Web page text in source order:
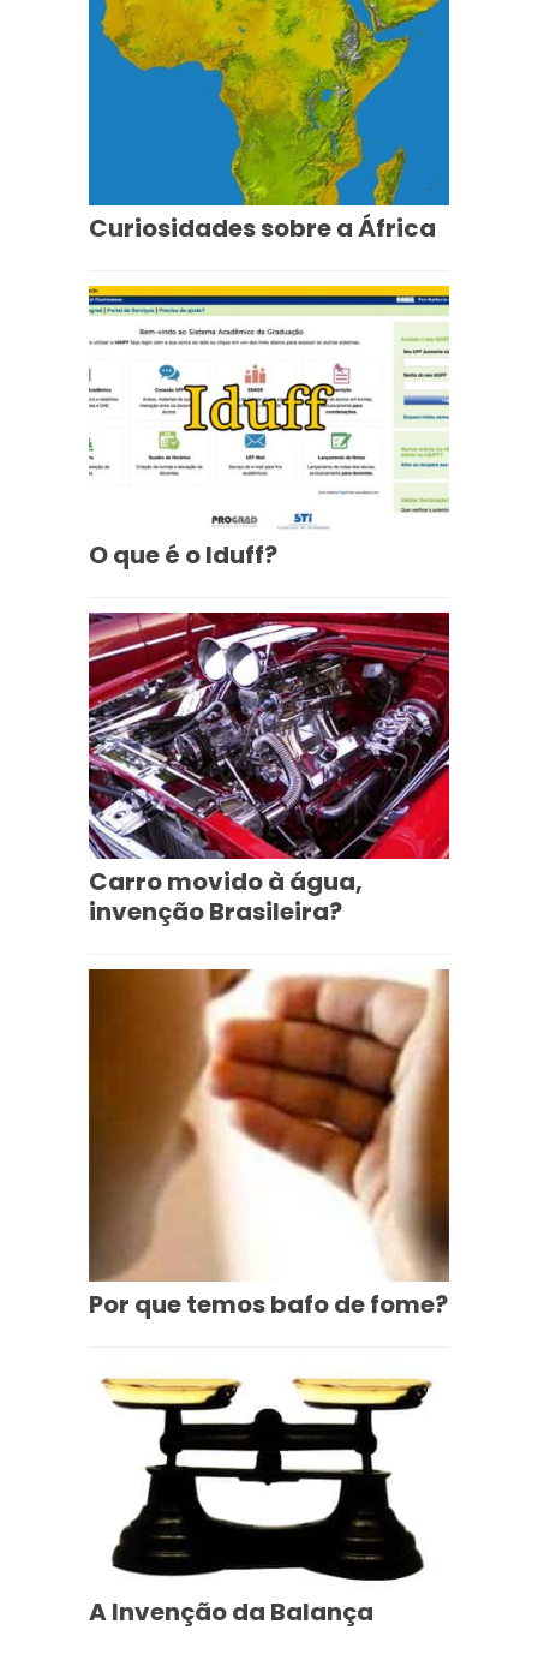
Curiosidades sobre a África
O que é o Iduff?
Carro movido à água,
invenção Brasileira?
Por que temos bafo de fome?
A Invenção da Balança